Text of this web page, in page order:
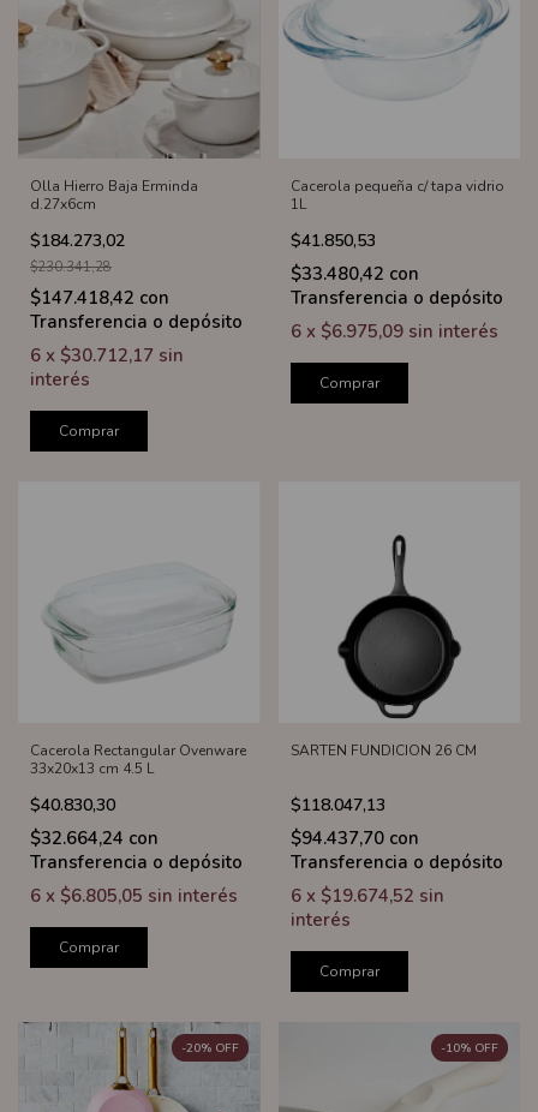
Olla Hierro Baja Erminda
d.27x6cm
$184.273,02
$230.341,28
$147.418,42 con
Transferencia o depósito
6 x $30.712,17 sin
interés
Comprar
Cacerola pequeña c/ tapa vidrio
1L
$41.850,53
$33.480,42 con
Transferencia o depósito
6 x $6.975,09 sin interés
Comprar
Cacerola Rectangular Ovenware
33x20x13 cm 4.5 L
$40.830,30
$32.664,24 con
Transferencia o depósito
6 x $6.805,05 sin interés
Comprar
SARTEN FUNDICION 26 CM
$118.047,13
$94.437,70 con
Transferencia o depósito
6 x $19.674,52 sin
interés
Comprar
-20% OFF -10% OFF